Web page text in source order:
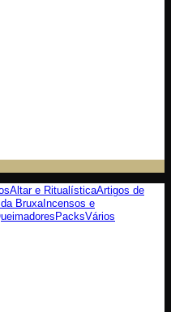
Altar e RitualísticaArtigos de
BruxaIncensos e
PacksVários